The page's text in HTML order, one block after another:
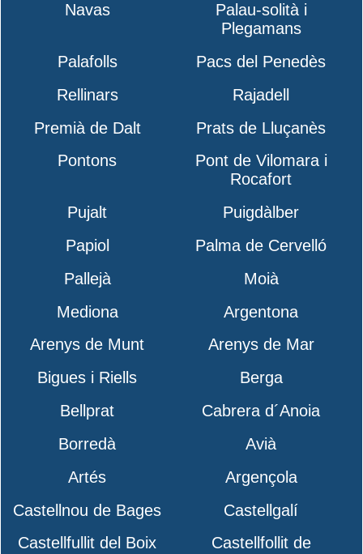
Navas
Palau-solità i
Plegamans
Palafolls
Pacs del Penedès
Rellinars
Rajadell
Premià de Dalt
Prats de Lluçanès
Pontons
Pont de Vilomara i
Rocafort
Pujalt
Puigdàlber
Papiol
Palma de Cervelló
Pallejà
Moià
Mediona
Argentona
Arenys de Munt
Arenys de Mar
Bigues i Riells
Berga
Bellprat
Cabrera d´Anoia
Borredà
Avià
Artés
Argençola
Castellnou de Bages
Castellgalí
Castellfullit del Boix
Castellfollit de